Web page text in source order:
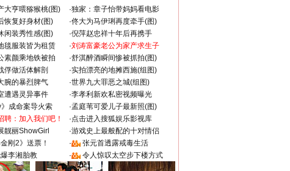
大亨喂猕猴桃(图) ·独家：章子怡带妈妈看电影
恢复好身材(图) ·佟大为马伊琍再度牵手(图)
闲装秀性感(图) ·倪萍赵忠祥十年后再携手
毯服装皆为租赁 ·刘涛富豪老公为家产求生子
素颜乘地铁被拍 ·舒淇醉酒瞬间惨被抓拍(图)
俘做活体解剖 ·实拍漂亮的地摊西施(组图)
腕的暴烈脾气 ·世界九大罪恶之城(组图)
遭遇灵异事件 ·李孝利新欢私密视频曝光
》成命案导火索 ·孟庭苇可爱儿子最新照(图)
聘：加入我们吧！ ·点击进入搜狐娱乐影视库
靓丽ShowGirl ·游戏史上最般配的十对情侣
金刚2》送票！ ·
张元首透露戒毒生活
李湘胎教 · 令人惊叹太空步下楼方式